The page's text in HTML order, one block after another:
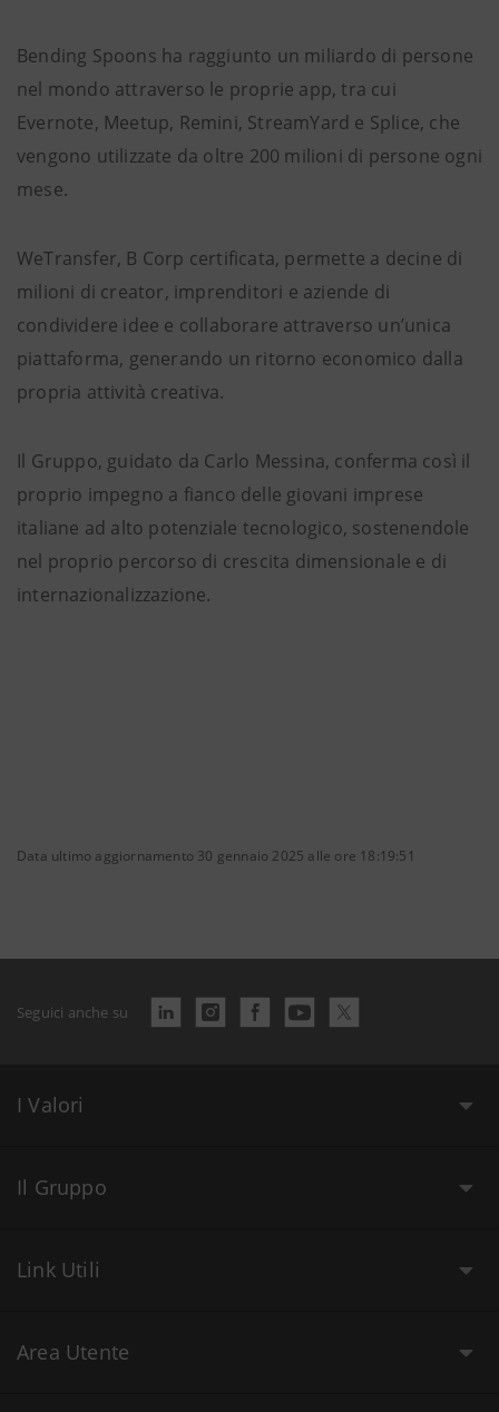
Bending Spoons ha raggiunto un miliardo di persone
nel mondo attraverso le proprie app, tra cui
Evernote, Meetup, Remini, StreamYard e Splice, che
vengono utilizzate da oltre 200 milioni di persone ogni
mese.
WeTransfer, B Corp certificata, permette a decine di
milioni di creator, imprenditori e aziende di
condividere idee e collaborare attraverso un’unica
piattaforma, generando un ritorno economico dalla
propria attività creativa.
Il Gruppo, guidato da Carlo Messina, conferma così il
proprio impegno a fianco delle giovani imprese
italiane ad alto potenziale tecnologico, sostenendole
nel proprio percorso di crescita dimensionale e di
internazionalizzazione.
Data ultimo aggiornamento 30 gennaio 2025 alle ore 18:19:51
Seguici anche su
I Valori
Il Gruppo
Link Utili
Area Utente